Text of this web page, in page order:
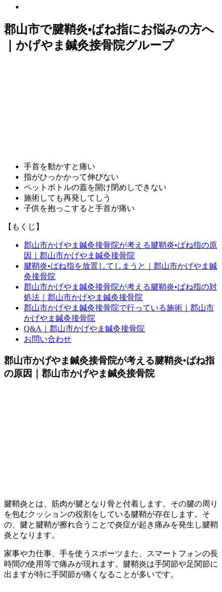
郡山市で腱鞘炎•ばね指にお悩みの方へ
｜かげやま鍼灸接骨院グループ
手首を動かすと痛い
指がひっかかって伸びない
ペットボトルの蓋を開け閉めしできない
施術しても再発してしう
子供を抱っこすると手首が痛い
【もくじ】
郡山市かげやま鍼灸接骨院が考える腱鞘炎•ばね指の原
因｜郡山市かげやま鍼灸接骨院
腱鞘炎•ばね指を放置してしまうと｜郡山市かげやま鍼
灸接骨院
郡山市かげやま鍼灸接骨院が考える腱鞘炎•ばね指の対
処法｜郡山市かげやま鍼灸接骨院
郡山市かげやま鍼灸接骨院で行っている施術｜郡山市
かげやま鍼灸接骨院
Q&A｜郡山市かげやま鍼灸接骨院
お問い合わせ
郡山市かげやま鍼灸接骨院が考える腱鞘炎•ばね指
の原因｜郡山市かげやま鍼灸接骨院
腱鞘炎とは、筋肉が腱となり骨と付着します。その腱の周り
を包むクッションの役割をしている腱鞘が存在します。そ
の、腱と腱鞘が擦れ合うことで炎症が起き痛みを発生し腱鞘
炎となります。
家事や力仕事、手を使うスポーツまた、スマートフォンの長
時間の使用等で痛みが現れます。腱鞘炎は手関節や足関節に
出ますが特に手関節が痛くなることが多いです。